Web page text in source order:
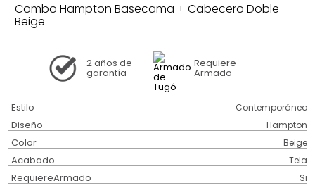
Combo Hampton Basecama + Cabecero Doble
Beige
2 años de
garantía
Requiere
Armado
Estilo Contemporáneo
Diseño Hampton
Color Beige
Acabado Tela
RequiereArmado Si